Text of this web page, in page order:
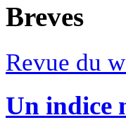
Breves
Revue du
Un indice